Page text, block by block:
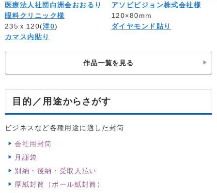
医療法人社団白洲会おおるり
眼科クリニック様
235ｘ120(洋0)
カマス内貼り
アソビビジョン株式会社様
120×80mm
ダイヤモンド貼り
作品一覧を見る
目的／用途からさがす
ビジネスなど各種用途に適した封筒
会社用封筒
月謝袋
別納・後納・受取人払い
厚紙封筒（ボール紙封筒）